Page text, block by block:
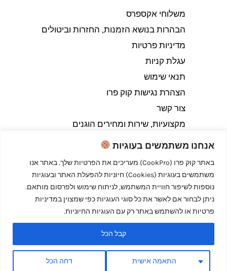
אנחנו משתמשים בעוגיות
באתר קוק פרו (CookPro) מעריכים את הפרטיות שלך. באתר אנו
משתמשים בעוגיות (Cookies) חיוניות להפעלת האתר ובעוגיות
נוספות לשיפור חוויית המשתמש, לניתוח שימוש ולפרסום מותאם.
ניתן לבחור אם לאשר את כל סוגי העוגיות כפי שמצוין במדיניות
פרטיות או להשתמש באתר רק עם העוגיות החיוניות.
התאמה אישית דחה הכל
קבל הכל
משלוחי אקספרס
הבהרות בנושא הזמנות, החזרות וביטולים​
מדיניות פרטיות
עגלת קניות
תנאי שימוש
הצהרת נגישות קוק פרו
צור קשר
מקצועיות, שירות ומחירים הוגנים
Copyright © 2026 קוק פרו - לבשל כמו מקצוענים
Powered by קוק פרו - לבשל כמו מקצוענים